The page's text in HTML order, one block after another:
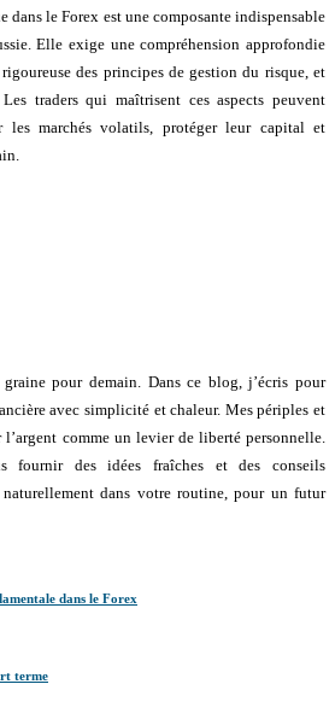
dans le Forex est une composante indispensable
Elle exige une compréhension approfondie
des principes de gestion du risque, et
traders qui maîtrisent ces aspects peuvent
les marchés volatils, protéger leur capital et
pour demain. Dans ce blog, j’écris pour
avec simplicité et chaleur. Mes périples et
comme un levier de liberté personnelle.
fournir des idées fraîches et des conseils
naturellement dans votre routine, pour un futur
dans le Forex
terme